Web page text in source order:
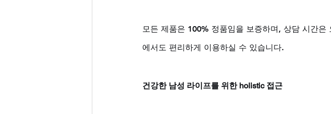
모든 제품은 100% 정품임을 보증하며, 상담 시간
에서도 편리하게 이용하실 수 있습니다.
건강한 남성 라이프를 위한 holistic 접근